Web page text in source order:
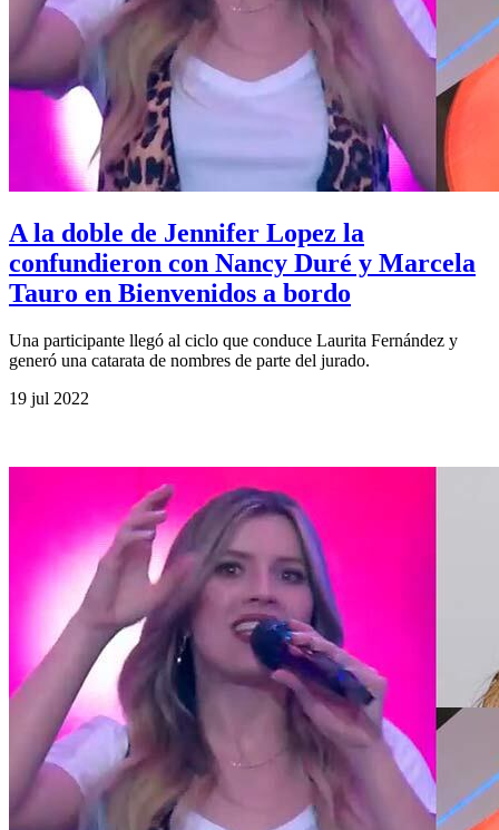
A la doble de Jennifer Lopez la
confundieron con Nancy Duré y Marcela
Tauro en Bienvenidos a bordo
Una participante llegó al ciclo que conduce Laurita Fernández y
generó una catarata de nombres de parte del jurado.
19 jul 2022